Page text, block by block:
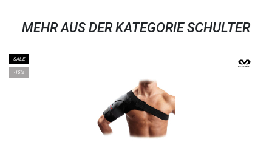
MEHR AUS DER KATEGORIE SCHULTER
SALE
-15%